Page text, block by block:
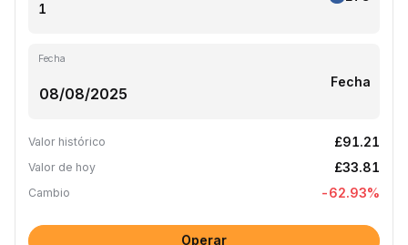
Fecha
Fecha
Valor histórico £91.21
Valor de hoy £33.81
Cambio -62.93%
Operar